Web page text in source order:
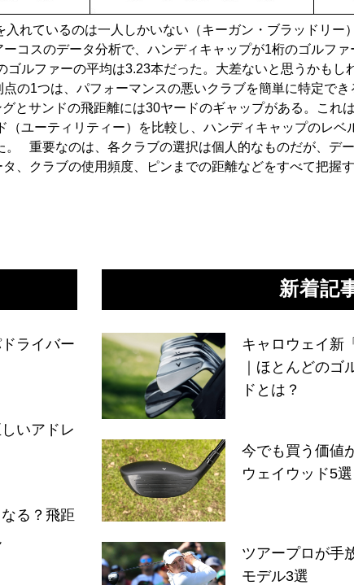
れているのは一人しかいない（キーガン・ブラッドリー
コスのデータ分析で、ハンディキャップが1桁のゴルフ
ルファーの平均は3.23本だった。大差ないと思うかもし
の1つは、パフォーマンスの悪いクラブを簡単に特定でき
とサンドの飛距離には30ヤードのギャップがある。これ
ユーティリティー）を比較し、ハンディキャップのレベ
重要なのは、各クラブの選択は個人的なものだが、デ
、クラブの使用頻度、ピンまでの距離などをすべて把握
ライバー
いアドレ
る？飛距
新着記
キャロウェイ新
｜ほとんどの
ドとは？
今でも買う価値
ウェイウッド5選
ツアープロが手
モデル3選